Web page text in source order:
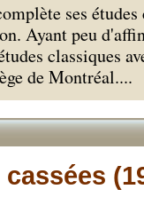
ses
Ayant peu
classiques
de Montréal....